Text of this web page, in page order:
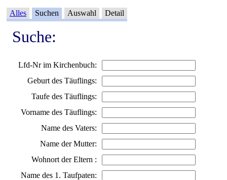
Alles Suchen Auswahl Detail
Suche:
Lfd-Nr im Kirchenbuch:
Geburt des Täuflings:
Taufe des Täuflings:
Vorname des Täuflings:
Name des Vaters:
Name der Mutter:
Wohnort der Eltern :
Name des 1. Taufpaten: